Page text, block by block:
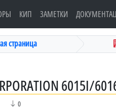
КИП ЗАМЕТКИ
страница
6015I/
0